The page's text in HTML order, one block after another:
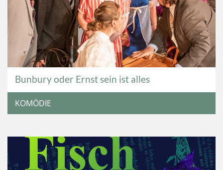
Bunbury oder Ernst sein ist alles
KOMÖDIE